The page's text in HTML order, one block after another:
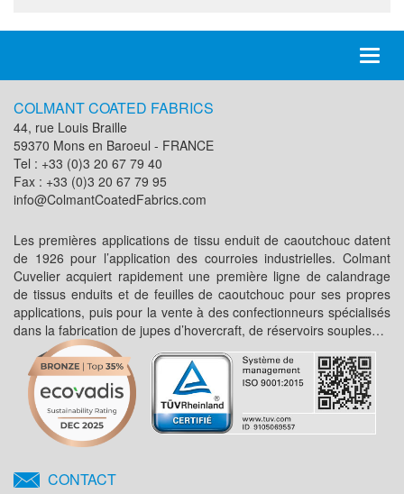
COLMANT COATED FABRICS
44, rue Louis Braille
59370 Mons en Baroeul - FRANCE
Tel : +33 (0)3 20 67 79 40
Fax : +33 (0)3 20 67 79 95
info@ColmantCoatedFabrics.com
Les premières applications de tissu enduit de caoutchouc datent
de 1926 pour l’application des courroies industrielles. Colmant
Cuvelier acquiert rapidement une première ligne de calandrage
de tissus enduits et de feuilles de caoutchouc pour ses propres
applications, puis pour la vente à des confectionneurs spécialisés
dans la fabrication de jupes d’hovercraft, de réservoirs souples…
CONTACT